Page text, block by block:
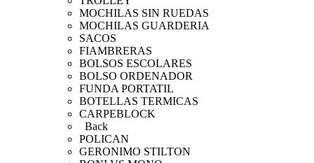
MOCHILAS SIN RUEDAS
MOCHILAS GUARDERIA
SACOS
FIAMBRERAS
BOLSOS ESCOLARES
BOLSO ORDENADOR
FUNDA PORTATIL
BOTELLAS TERMICAS
CARPEBLOCK
Back
POLICAN
GERONIMO STILTON